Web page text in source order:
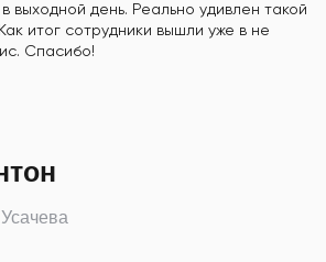
выходной день. Реально удивлен такой
итог сотрудники вышли уже в не
Спасибо!